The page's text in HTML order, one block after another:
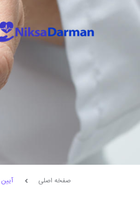
صفخه اصلی